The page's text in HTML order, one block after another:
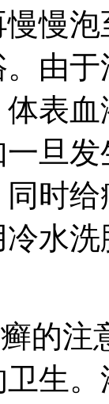
慢
由
表
旦
时
水
的注
生